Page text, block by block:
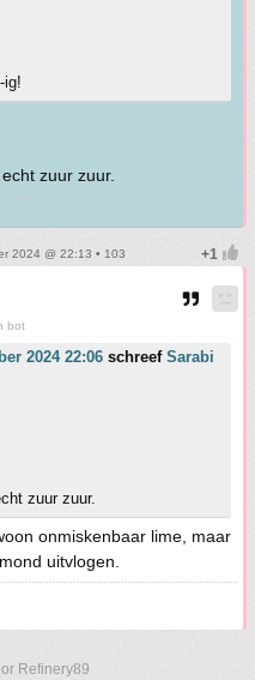
ig!
zuur zuur.
2024 @ 22:13 • 103
bot
2024 22:06 schreef Sarabi
zuur zuur.
onmiskenbaar lime, maar
uitvlogen.
Refinery89